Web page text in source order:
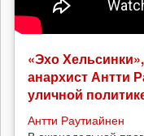
«Эхо
анархист Антти
уличной
Антти Раутиайнен